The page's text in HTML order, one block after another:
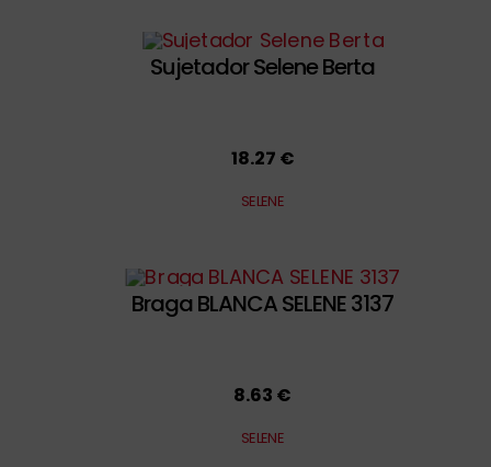
Sujetador Selene Berta
18.27 €
SELENE
Braga BLANCA SELENE 3137
8.63 €
SELENE